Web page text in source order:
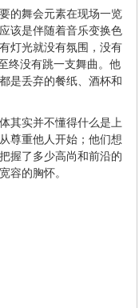
的舞会元素在现场一览
该是伴随着音乐变换色
灯光就没有氛围，没有
终没有跳一支舞曲。他
是丢弃的餐纸、酒杯和
其实并不懂得什么是上
尊重他人开始；他们想
握了多少高尚和前沿的
容的胸怀。